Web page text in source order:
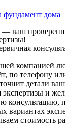
фундамент дома
— ваш
компанией
по телефону
детали
экспертизы и
консультацию,
вариантах
стоимость